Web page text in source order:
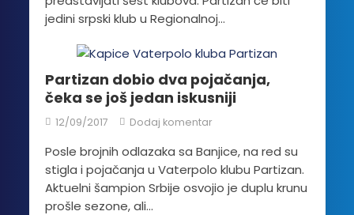
jedini srpski klub u Regionalnoj...
Partizan dobio dva pojačanja,
čeka se još jedan iskusniji
12/09/2017 Dodaj komentar
Posle brojnih odlazaka sa Banjice, na red su
stigla i pojačanja u Vaterpolo klubu Partizan.
Aktuelni šampion Srbije osvojio je duplu krunu
prošle sezone, ali...